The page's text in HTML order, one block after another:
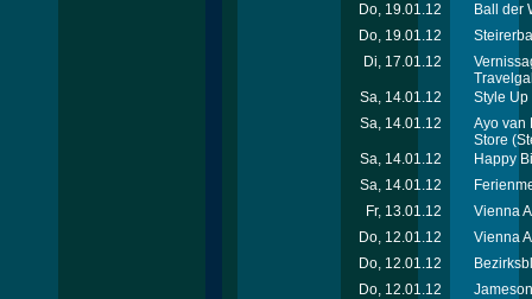
Do, 19.01.12
Ball der
Do, 19.01.12
Di, 17.01.12
Sa, 14.01.12
Style Up
Sa, 14.01.12
Ayo van
Store
Sa, 14.01.12
Happy
Sa, 14.01.12
Fr, 13.01.12
Vienna
Do, 12.01.12
Vienna
Do, 12.01.12
Do, 12.01.12